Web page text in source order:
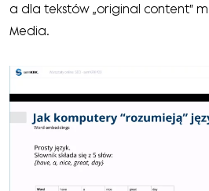
a dla tekstów „original content”
Media.